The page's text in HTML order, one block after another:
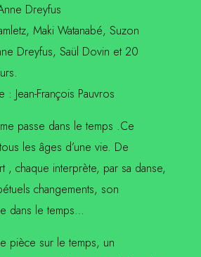
Dreyfus
Maki Watanabé, Suzon
Dreyfus, Saül Dovin et 20
Jean-François Pauvros
passe dans le temps .Ce
les âges d’une vie. De
, chaque interprète, par sa danse,
changements, son
dans le temps…
pièce sur le temps, un